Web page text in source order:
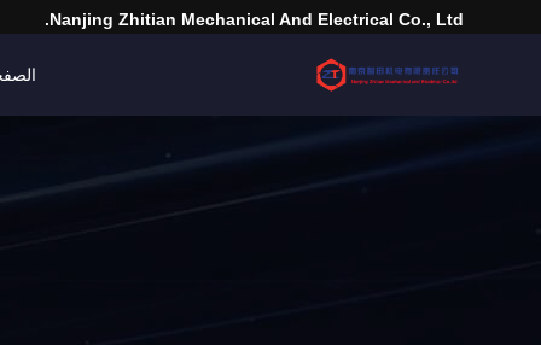
Nanjing Zhitian Mechanical And Electrical Co., Ltd.